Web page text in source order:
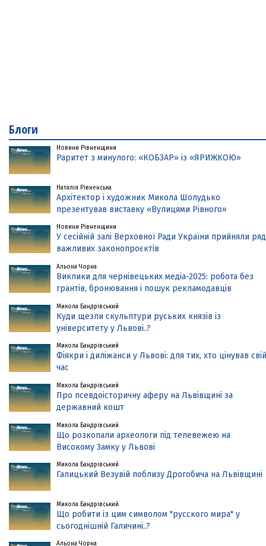
Блоги
Новини Рівненщини
Раритет з минулого: «КОБЗАР» із «ЯРИЖКОЮ»
Наталія Рівненська
Архітектор і художник Микола Шолудько
презентував виставку «Вулицями Рівного»
Новини Рівненщини
У сесійній залі Верховної Ради України прийняли ряд
важливих законопроєктів
Альона Чорна
Виклики для чернівецьких медіа-2025: робота без
грантів, бронювання і пошук рекламодавців
Микола Бандрівський
Куди щезли скульптури руських князів із
університету у Львові..?
Микола Бандрівський
Фіякри і диліжанси у Львові: для тих, хто цінував свій
час
Микола Бандрівський
Про псевдоісторичну аферу на Львівщині за
державний кошт
Микола Бандрівський
Що розкопали археологи під телевежею на
Високому Замку у Львові
Микола Бандрівський
Галицький Везувій поблизу Дрогобича на Львівщині
Микола Бандрівський
Що робити із цим символом "русского мира" у
сьогоднішній Галичині..?
Альона Чорна